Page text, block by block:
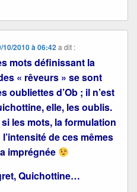
10/2010 à 06:42 a dit :
mots définissant la
« rêveurs » se sont
oubliettes d’Ob ; il n’est
elle, les oublis.
les mots, la formulation
de ces mêmes
imprégnée
Quichottine…